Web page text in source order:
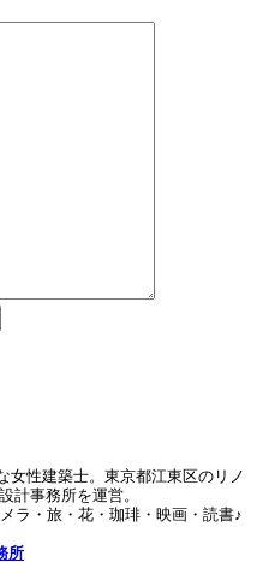
女性建築士。東京都江東区のリノ
計事務所を運営。
ラ・旅・花・珈琲・映画・読書♪